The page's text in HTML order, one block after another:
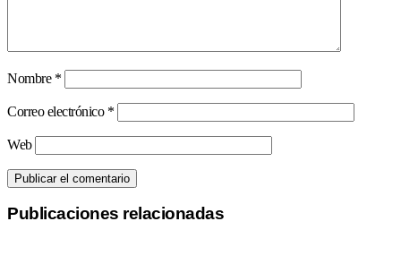
Nombre *
Correo electrónico *
Web
Publicaciones relacionadas